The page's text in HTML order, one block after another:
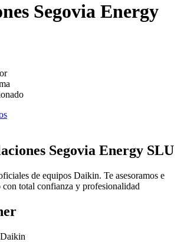
Segovia Energy
Segovia Energy SLU
de equipos Daikin. Te asesoramos e
con total confianza y profesionalidad